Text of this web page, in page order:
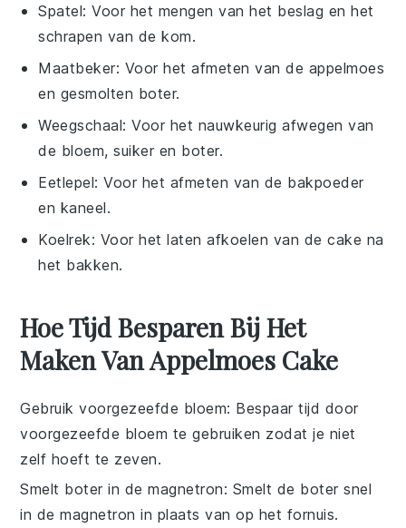
Spatel: Voor het mengen van het beslag en het
schrapen van de kom.
Maatbeker: Voor het afmeten van de appelmoes
en gesmolten boter.
Weegschaal: Voor het nauwkeurig afwegen van
de bloem, suiker en boter.
Eetlepel: Voor het afmeten van de bakpoeder
en kaneel.
Koelrek: Voor het laten afkoelen van de cake na
het bakken.
Hoe Tijd Besparen Bij Het
Maken Van Appelmoes Cake
Gebruik voorgezeefde bloem: Bespaar tijd door
voorgezeefde bloem te gebruiken zodat je niet
zelf hoeft te zeven.
Smelt boter in de magnetron: Smelt de boter snel
in de magnetron in plaats van op het fornuis.